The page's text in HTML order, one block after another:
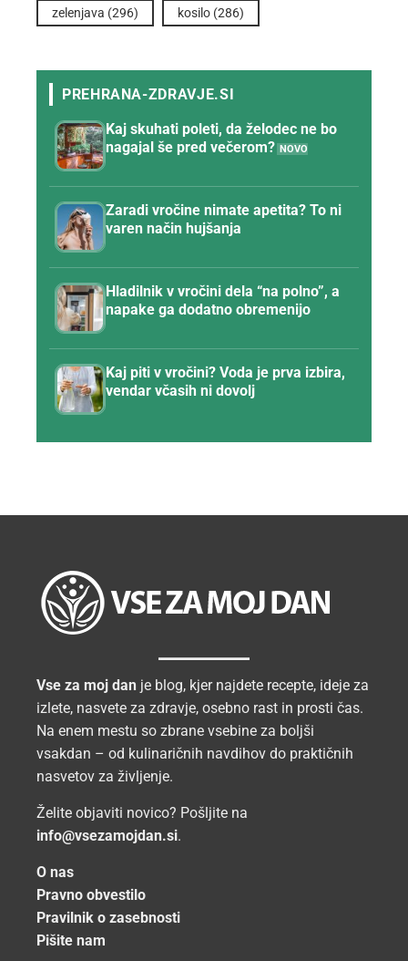
zelenjava (296) kosilo (286)
Kaj skuhati poleti, da želodec ne bo
nagajal še pred večerom?
Zaradi vročine nimate apetita? To ni
varen način hujšanja
Hladilnik v vročini dela “na polno”, a
napake ga dodatno obremenijo
Kaj piti v vročini? Voda je prva izbira,
vendar včasih ni dovolj
Vse za moj dan je blog, kjer najdete recepte, ideje za
izlete, nasvete za zdravje, osebno rast in prosti čas.
Na enem mestu so zbrane vsebine za boljši
vsakdan – od kulinaričnih navdihov do praktičnih
nasvetov za življenje.
Želite objaviti novico? Pošljite na
info@vsezamojdan.si.
O nas
Pravno obvestilo
Pravilnik o zasebnosti
Pišite nam